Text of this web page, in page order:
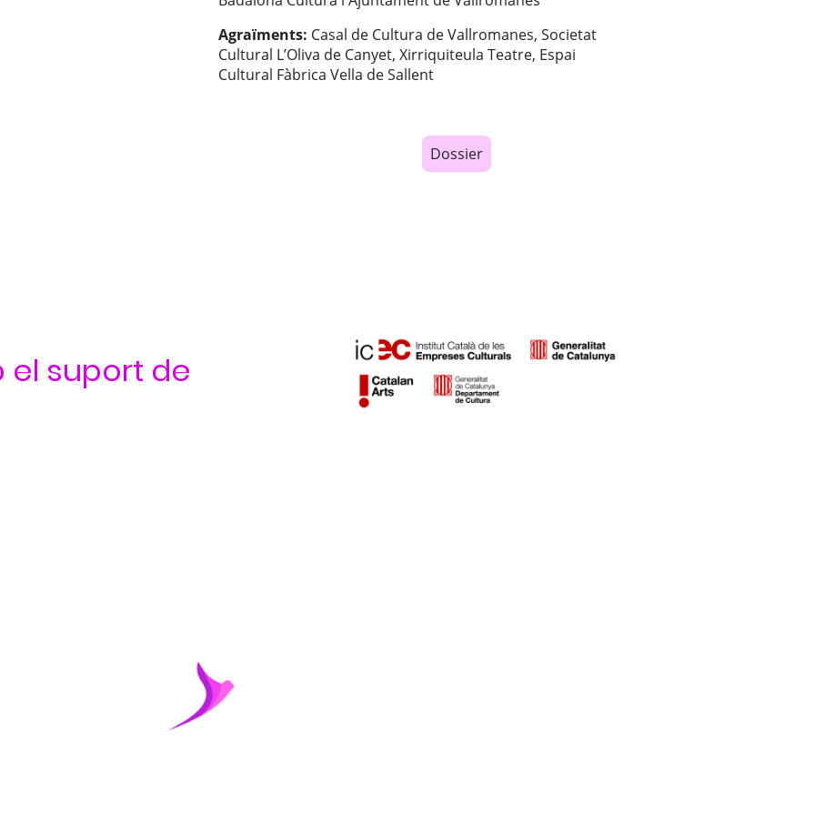
Agraïments: Casal de Cultura de Vallromanes, Societat
Cultural L’Oliva de Canyet, Xirriquiteula Teatre, Espai
Cultural Fàbrica Vella de Sallent
Dossier
el suport de